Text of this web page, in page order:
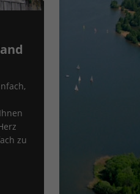
zu